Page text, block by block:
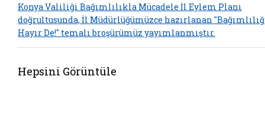
Konya Valiliği Bağımlılıkla Mücadele İl Eylem Planı
doğrultusunda, İl Müdürlüğümüzce hazırlanan
Hayır De!" temalı broşürümüz yayımlanmıştır.
Hepsini Görüntüle